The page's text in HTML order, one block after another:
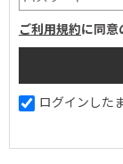
ご利用規約に同意
ログインした